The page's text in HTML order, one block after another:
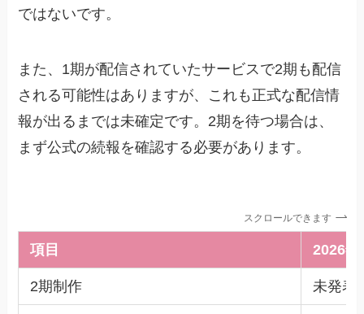
ではないです。
また、1期が配信されていたサービスで2期も配信
される可能性はありますが、これも正式な配信情
報が出るまでは未確定です。2期を待つ場合は、
まず公式の続報を確認する必要があります。
スクロールできます
項目 2026年
2期制作 未発表